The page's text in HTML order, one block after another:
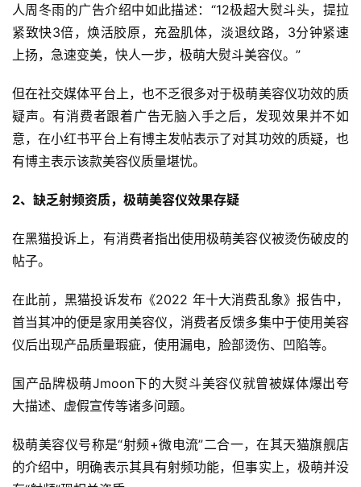
人周冬雨的广告介绍中如此描述：“12极超大熨斗头，提拉
紧致快3倍，焕活胶原，充盈肌体，淡退纹路，3分钟紧速
上扬，急速变美，快人一步，极萌大熨斗美容仪。”
但在社交媒体平台上，也不乏很多对于极萌美容仪功效的质
疑声。有消费者跟着广告无脑入手之后，发现效果并不如
意，在小红书平台上有博主发帖表示了对其功效的质疑，也
有博主表示该款美容仪质量堪忧。
2、缺乏射频资质，极萌美容仪效果存疑
在黑猫投诉上，有消费者指出使用极萌美容仪被烫伤破皮的
帖子。
在此前，黑猫投诉发布《2022 年十大消费乱象》报告中，
首当其冲的便是家用美容仪，消费者反馈多集中于使用美容
仪后出现产品质量瑕疵，使用漏电，脸部烫伤、凹陷等。
国产品牌极萌Jmoon下的大熨斗美容仪就曾被媒体爆出夸
大描述、虚假宣传等诸多问题。
极萌美容仪号称是“射频+微电流”二合一，在其天猫旗舰店
的介绍中，明确表示其具有射频功能，但事实上，极萌并没